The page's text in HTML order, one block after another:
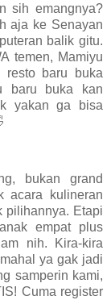
sih emangnya?
aja ke Senayan
balik gitu.
temen, Mamiyu
baru buka
baru buka kan
yakan ga bisa
bukan grand
acara kulineran
pilihannya. Etapi
empat plus
nih. Kira-kira
ya gak jadi
samperin kami,
Cuma register